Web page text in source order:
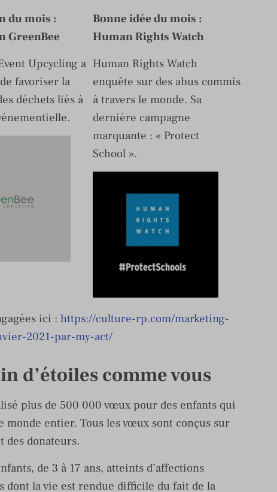
du mois :
GreenBee
Upcycling a
favoriser la
déchets liés à
Bonne idée du mois :
Human Rights Watch
Human Rights Watch
enquête sur des abus commis
à travers le monde. Sa
dernière campagne
marquante : « Protect
School ».
ici : https://culture-rp.com/marketing-
2021-par-my-act/
d’étoiles comme vous
plus de 500 000 vœux pour des enfants qui
monde entier. Tous les vœux sont conçus sur
des donateurs.
de 3 à 17 ans, atteints d’affections
dont la vie est rendue difficile du fait de la